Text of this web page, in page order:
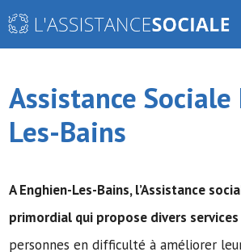
Aller
Assistance
Les-Bains
A Enghien-Les-Bains,l’Assistance
primordial qui propose divers services
personnes en difficulté à améliorer